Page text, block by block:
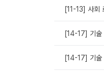
[11-13] 사회
[14-17] 기술
[14-17] 기술